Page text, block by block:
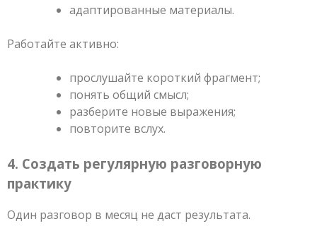
адаптированные материалы.
Работайте активно:
прослушайте короткий фрагмент;
понять общий смысл;
разберите новые выражения;
повторите вслух.
4. Создать регулярную разговорную
практику
Один разговор в месяц не даст результата.